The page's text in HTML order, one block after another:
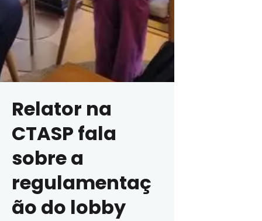
Relator na
CTASP fala
sobre a
regulamentaç
ão do lobby